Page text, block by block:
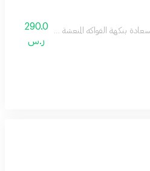
بنكهة الفواكه المنعشة وعبق الزهور
290.0
ر.س